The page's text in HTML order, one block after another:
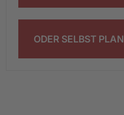
ODER SELBST